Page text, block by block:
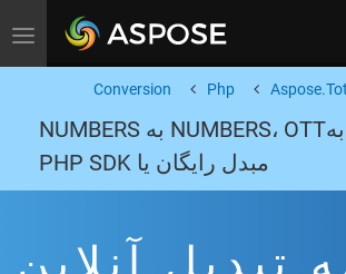
Toggle navigation
Php
Conversion
تبدیل Word بهNUMBERS، OTT به NUMBERS
مبدل رایگان یا PHP SDK
تبدیل آنلاین